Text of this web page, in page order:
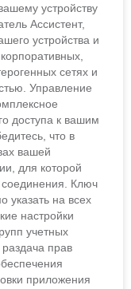
устройству
Ассистент,
устройства и
сетях и
Управление
доступа к вашим
что в
вашей
для которой
Ключ
указать на всех
настройки
учетных
прав
приложения